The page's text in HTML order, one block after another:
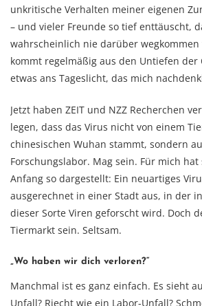
unkritische Verhalten meiner eigenen
– und vieler Freunde so tief enttäuscht,
wahrscheinlich nie darüber
kommt regelmäßig aus den Untiefen der
etwas ans Tageslicht, das mich
Jetzt haben ZEIT und NZZ Recherchen
legen, dass das Virus nicht von einem
chinesischen Wuhan stammt, sondern
Forschungslabor. Mag sein. Für mich hat
Anfang so dargestellt: Ein neuartiges
ausgerechnet in einer Stadt aus, in der
dieser Sorte Viren geforscht wird. Doch
Tiermarkt sein. Seltsam.
„Wo haben wir dich verloren?“
Manchmal ist es ganz einfach. Es sieht
Unfall? Riecht wie ein Labor-Unfall?